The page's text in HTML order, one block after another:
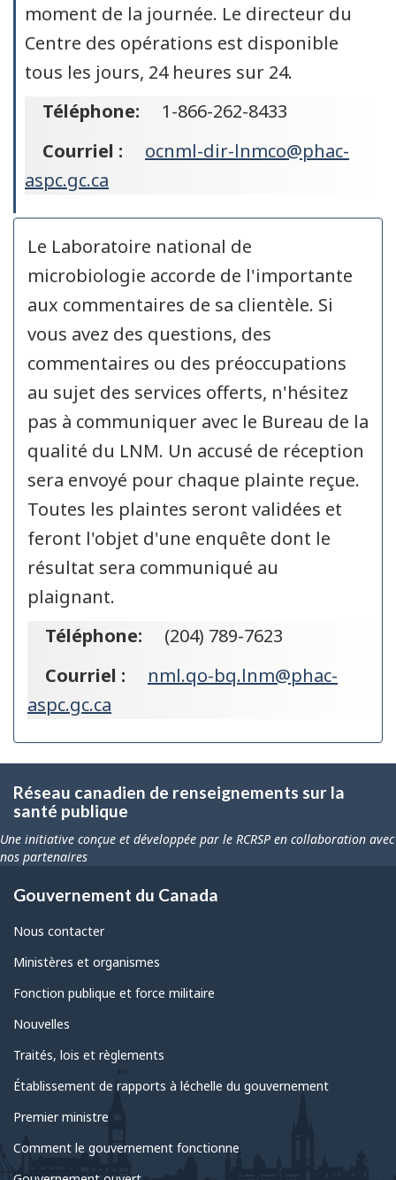
moment de la journée. Le directeur du
Centre des opérations est disponible
tous les jours, 24 heures sur 24.
Téléphone:
1-866-262-8433
Courriel :
ocnml-dir-lnmco@phac-
aspc.gc.ca
Le Laboratoire national de
microbiologie accorde de l'importante
aux commentaires de sa clientèle. Si
vous avez des questions, des
commentaires ou des préoccupations
au sujet des services offerts, n'hésitez
pas à communiquer avec le Bureau de la
qualité du LNM. Un accusé de réception
sera envoyé pour chaque plainte reçue.
Toutes les plaintes seront validées et
feront l'objet d'une enquête dont le
résultat sera communiqué au
plaignant.
Téléphone:
(204) 789-7623
Courriel :
nml.qo-bq.lnm@phac-
aspc.gc.ca
Réseau canadien de renseignements sur la
santé publique
Une initiative conçue et développée par le RCRSP en collaboration avec
nos partenaires
Gouvernement du Canada
Nous contacter
Ministères et organismes
Fonction publique et force militaire
Nouvelles
Traités, lois et règlements
Établissement de rapports à léchelle du gouvernement
Premier ministre
Comment le gouvernement fonctionne